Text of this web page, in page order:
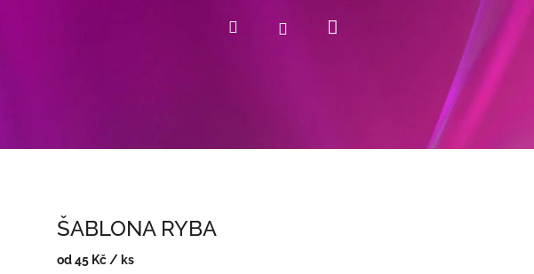
Hledat Přihlášení
ŠABLONA RYBA
od45 Kč / ks